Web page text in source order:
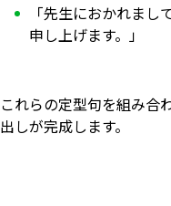
「先生におかれま
申し上げます。」
これらの定型句を組み合
出しが完成します。